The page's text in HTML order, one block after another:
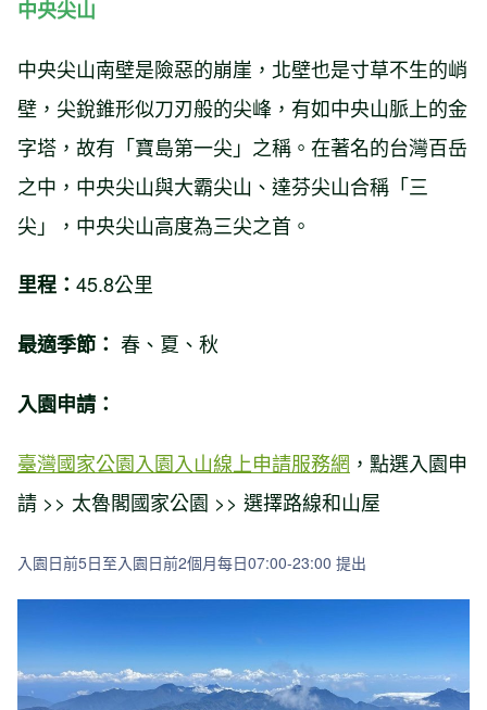
中央尖山
中央尖山南壁是險惡的崩崖，北壁也是寸草不生的峭
壁，尖銳錐形似刀刃般的尖峰，有如中央山脈上的金
字塔，故有「寶島第一尖」之稱。在著名的台灣百岳
之中，中央尖山與大霸尖山、達芬尖山合稱「三
尖」，中央尖山高度為三尖之首。
里程： 45.8公里
最適季節： 春、夏、秋
入園申請：
臺灣國家公園入園入山線上申請服務網 ，點選入園申
請 >> 太魯閣國家公園 >> 選擇路線和山屋
入園日前5日至入園日前2個月每日07:00-23:00 提出